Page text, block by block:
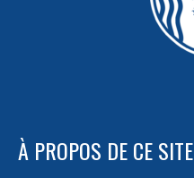
À PROPOS DE CE SITE